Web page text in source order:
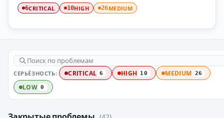
6CRITICAL 10HIGH 26MEDIUM
СЕРЬЁЗНОСТЬ: CRITICAL 6 HIGH 10 MEDIUM 26
LOW 0